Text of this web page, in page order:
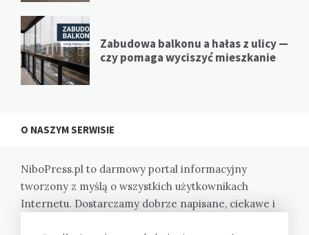
Zabudowa balkonu a hałas z ulicy —
czy pomaga wyciszyć mieszkanie
O NASZYM SERWISIE
NiboPress.pl to darmowy portal informacyjny
tworzony z myślą o wszystkich użytkownikach
Internetu. Dostarczamy dobrze napisane, ciekawe i